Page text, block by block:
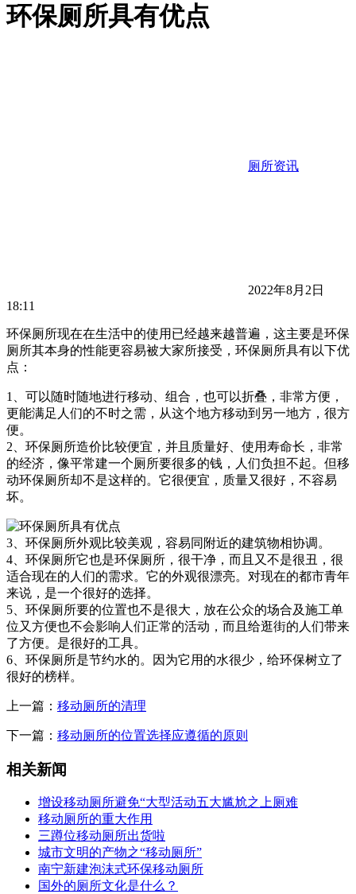
环保厕所具有优点
厕所资讯
2022年8月2日
18:11
环保厕所现在在生活中的使用已经越来越普遍，这主要是环保
厕所其本身的性能更容易被大家所接受，环保厕所具有以下优
点：
1、可以随时随地进行移动、组合，也可以折叠，非常方便，
更能满足人们的不时之需，从这个地方移动到另一地方，很方
便。
2、环保厕所造价比较便宜，并且质量好、使用寿命长，非常
的经济，像平常建一个厕所要很多的钱，人们负担不起。但移
动环保厕所却不是这样的。它很便宜，质量又很好，不容易
坏。
3、环保厕所外观比较美观，容易同附近的建筑物相协调。
4、环保厕所它也是环保厕所，很干净，而且又不是很丑，很
适合现在的人们的需求。它的外观很漂亮。对现在的都市青年
来说，是一个很好的选择。
5、环保厕所要的位置也不是很大，放在公众的场合及施工单
位又方便也不会影响人们正常的活动，而且给逛街的人们带来
了方便。是很好的工具。
6、环保厕所是节约水的。因为它用的水很少，给环保树立了
很好的榜样。
上一篇： 移动厕所的清理
下一篇： 移动厕所的位置选择应遵循的原则
相关新闻
增设移动厕所避免“大型活动五大尴尬之上厕难
移动厕所的重大作用
三蹲位移动厕所出货啦
城市文明的产物之“移动厕所”
南宁新建泡沫式环保移动厕所
国外的厕所文化是什么？